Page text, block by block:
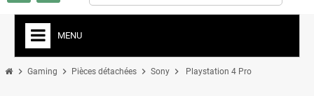
MENU
chevron_right Gaming chevron_right Pièces détachées chevron_right Sony chevron_right Playstation 4 Pro